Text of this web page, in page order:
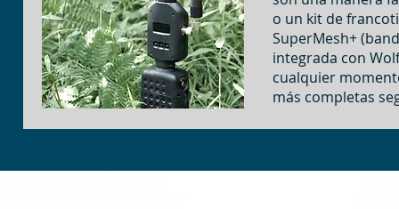
o un kit de
SuperMesh+
integrada con
cualquier
más completas